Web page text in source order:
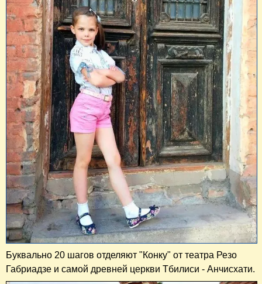
Буквально 20 шагов отделяют "Конку" от театра Резо
Габриадзе и самой древней церкви Тбилиси - Анчисхати.